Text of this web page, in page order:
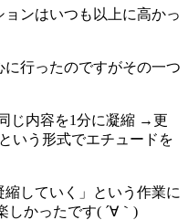
ンはいつも以上に高かっ
行ったのですがその一つ
じ内容を1分に凝縮 →更
いう形式でエチュードを
縮していく」という作業に
しかったです( ´∀｀)